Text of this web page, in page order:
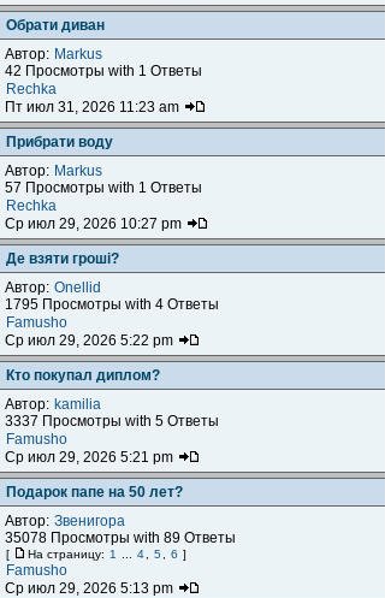
Обрати диван
Автор: Markus
42 Просмотры with 1 Ответы
Rechka
Пт июл 31, 2026 11:23 am
Прибрати воду
Автор: Markus
57 Просмотры with 1 Ответы
Rechka
Ср июл 29, 2026 10:27 pm
Де взяти гроші?
Автор: Onellid
1795 Просмотры with 4 Ответы
Famusho
Ср июл 29, 2026 5:22 pm
Кто покупал диплом?
Автор: kamilia
3337 Просмотры with 5 Ответы
Famusho
Ср июл 29, 2026 5:21 pm
Подарок папе на 50 лет?
Автор: Звенигора
35078 Просмотры with 89 Ответы
[ На страницу: 1 4 5 6 ]
Famusho
Ср июл 29, 2026 5:13 pm